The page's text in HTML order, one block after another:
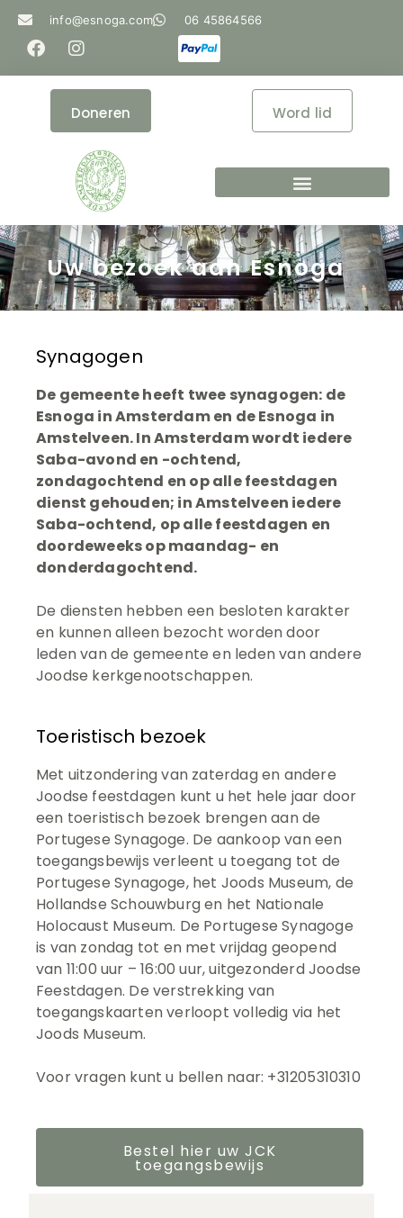
info@esnoga.com 06 45864566
Word lid
Doneren
Uw bezoek aan Esnoga
Synagogen
De gemeente heeft twee synagogen: de
Esnoga in Amsterdam en de Esnoga in
Amstelveen. In Amsterdam wordt iedere
Saba-avond en -ochtend,
zondagochtend en op alle feestdagen
dienst gehouden; in Amstelveen iedere
Saba-ochtend, op alle feestdagen en
doordeweeks op maandag- en
donderdagochtend.
De diensten hebben een besloten karakter
en kunnen alleen bezocht worden door
leden van de gemeente en leden van andere
Joodse kerkgenootschappen.
Toeristisch bezoek
Met uitzondering van zaterdag en andere
Joodse feestdagen kunt u het hele jaar door
een toeristisch bezoek brengen aan de
Portugese Synagoge. De aankoop van een
toegangsbewijs verleent u toegang tot de
Portugese Synagoge, het Joods Museum, de
Hollandse Schouwburg en het Nationale
Holocaust Museum. De Portugese Synagoge
is van zondag tot en met vrijdag geopend
van 11:00 uur – 16:00 uur, uitgezonderd Joodse
Feestdagen. De verstrekking van
toegangskaarten verloopt volledig via het
Joods Museum.
Voor vragen kunt u bellen naar: +31205310310
Bestel hier uw JCK
toegangsbewijs